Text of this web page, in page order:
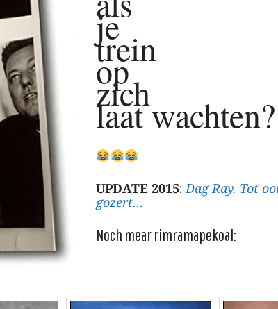
je
trein
op
zich
laat wachten?
UPDATE 2015: Dag Ray. Tot
gozert…
Noch mear rimramapekoal: